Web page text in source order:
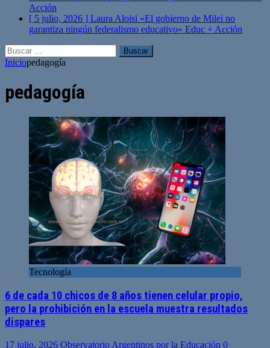
Acción
[ 5 julio, 2026 ] Laura Aloisi «El gobierno de Milei no
garantiza ningún federalismo educativo» Educ + Acción
Buscar:
Iniciopedagogía
pedagogía
Tecnología
6 de cada 10 chicos de 8 años tienen celular propio,
pero la prohibición en la escuela muestra resultados
dispares
17 julio, 2026 Observatorio Argentinos por la Educación 0